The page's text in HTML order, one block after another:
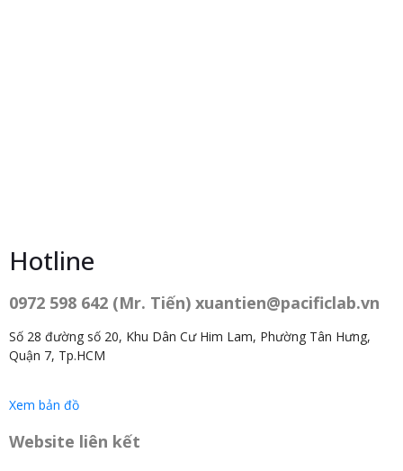
Hotline
0972 598 642 (Mr. Tiến) xuantien@pacificlab.vn
Số 28 đường số 20, Khu Dân Cư Him Lam, Phường Tân Hưng,
Quận 7, Tp.HCM
Xem bản đồ
Website liên kết